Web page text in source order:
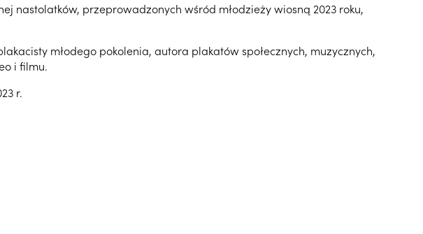
nastolatków, przeprowadzonych wśród młodzieży wiosną 2023 roku,
młodego pokolenia, autora plakatów społecznych, muzycznych,
i filmu.
r.